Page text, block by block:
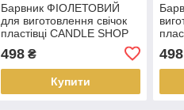
Барвник ФІОЛЕТОВИЙ
для виготовлення свічок
пластівці CANDLE SHOP
498₴
Купити
498